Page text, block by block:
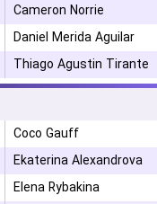
Cameron Norrie
Daniel Merida Aguilar
Thiago Agustin Tirante
Coco Gauff
Ekaterina Alexandrova
Elena Rybakina